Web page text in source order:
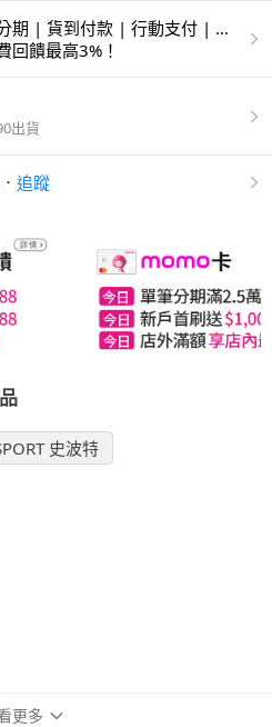
期 | 貨到付款 | 行動支付 | 超
銀聯卡
回饋最高3%！
出貨
． 追蹤
史波特
更多